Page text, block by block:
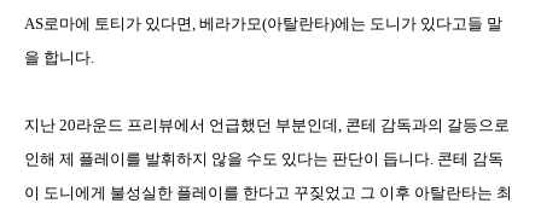
AS로마에 토티가 있다면, 베라가모(아탈란타)에는 도니가 있다고들 말
을 합니다.
지난 20라운드 프리뷰에서 언급했던 부분인데, 콘테 감독과의 갈등으로
인해 제 플레이를 발휘하지 않을 수도 있다는 판단이 듭니다. 콘테 감독
이 도니에게 불성실한 플레이를 한다고 꾸짖었고 그 이후 아탈란타는 최